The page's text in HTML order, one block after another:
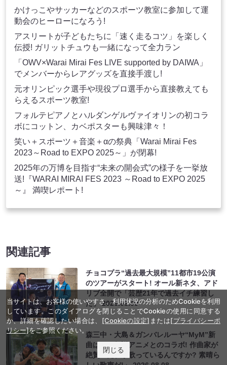
かけっこやサッカーなどのスポーツ教室に参加して運
動会のヒーローになろう!
アスリートが子どもたちに「速く走るコツ」を楽しく
伝授! ガリットチュウも一緒になって全力ラン
「OWV×Warai Mirai Fes LIVE supported by DAIWA」
でメンバーからレアグッズを直接手渡し!
元オリンピック選手や現役プロ選手から直接教えても
らえるスポーツ教室!
フォルテピアノとハルダンゲルヴァイオリンの初コラ
ボにコットン、カベポスターも興味津々！
笑い＋スポーツ＋音楽＋αの祭典「Warai Mirai Fes
2023～Road to EXPO 2025～」が閉幕!
2025年の万博を目指す“未来の開会式”の様子を一挙放
送!『WARAI MIRAI FES 2023 ～Road to EXPO 2025
～』 満喫レポート!
関連記事
チョコプラ“過去最大規模”11都市19公演
のツアーがスタート! オール新ネタ、アド
リブ全開で「芸歴21年で過去イチ練習し
た」2026.08.09
森三中・大島＆ガンバレルーヤ“MyM”新
曲はあの伝説アニメとのコラボ! 作曲家が
絶賛「だれが歌っているんですか? 素晴ら
当サイトは、お客様の使いやすさ、利用状況の分析のためCookieを利用
しています。このダイアログを閉じることでCookieの使用に同意する
か、詳細を確認したい場合は、 [Cookieの設定] または[プライバシーポ
リシー]をご参照ください。
閉じる